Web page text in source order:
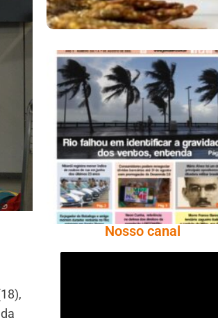
Ano X – Número 366
01 A 07 De Agosto De
2026
Nosso canal